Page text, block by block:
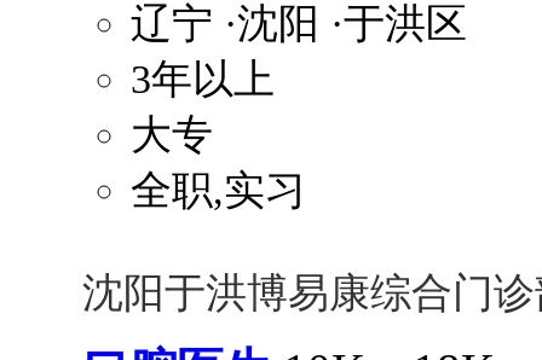
辽宁 ·沈阳 ·于洪区
3年以上
大专
全职,实习
沈阳于洪博易康综合门